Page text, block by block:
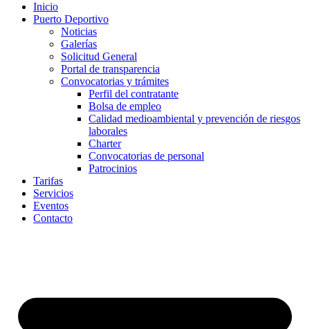
Inicio
Puerto Deportivo
Noticias
Galerías
Solicitud General
Portal de transparencia
Convocatorias y trámites
Perfil del contratante
Bolsa de empleo
Calidad medioambiental y prevención de riesgos
laborales
Charter
Convocatorias de personal
Patrocinios
Tarifas
Servicios
Eventos
Contacto